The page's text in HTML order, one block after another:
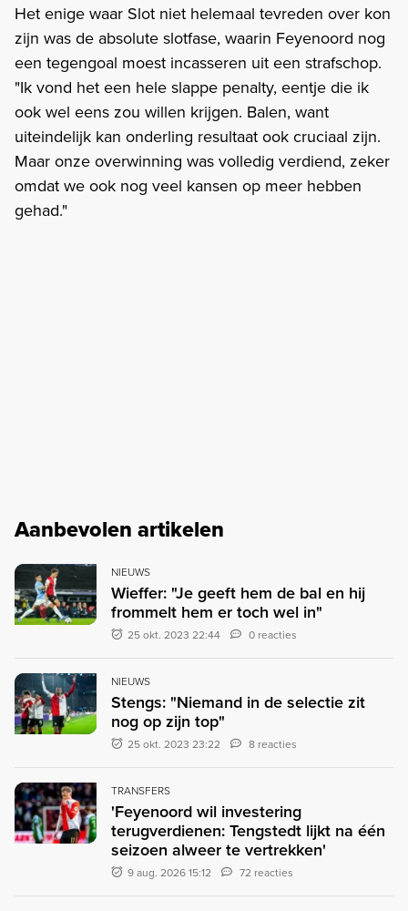
Het enige waar Slot niet helemaal tevreden over kon
zijn was de absolute slotfase, waarin Feyenoord nog
een tegengoal moest incasseren uit een strafschop.
"Ik vond het een hele slappe penalty, eentje die ik
ook wel eens zou willen krijgen. Balen, want
uiteindelijk kan onderling resultaat ook cruciaal zijn.
Maar onze overwinning was volledig verdiend, zeker
omdat we ook nog veel kansen op meer hebben
gehad."
Aanbevolen artikelen
NIEUWS
Wieffer: "Je geeft hem de bal en hij
frommelt hem er toch wel in"
25 okt. 2023 22:44 0 reacties
NIEUWS
Stengs: "Niemand in de selectie zit
nog op zijn top"
25 okt. 2023 23:22 8 reacties
TRANSFERS
'Feyenoord wil investering
terugverdienen: Tengstedt lijkt na één
seizoen alweer te vertrekken'
9 aug. 2026 15:12 72 reacties